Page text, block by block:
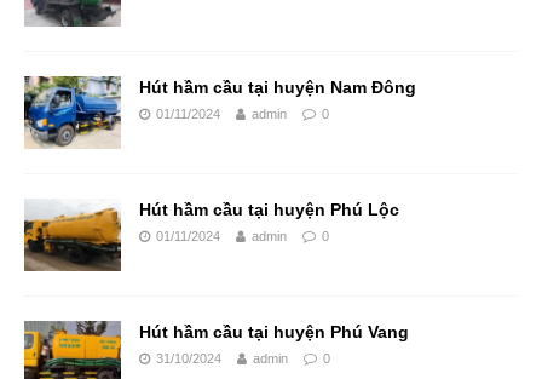
Hút hầm cầu tại huyện Nam Đông
01/11/2024 admin 0
Hút hầm cầu tại huyện Phú Lộc
01/11/2024 admin 0
Hút hầm cầu tại huyện Phú Vang
31/10/2024 admin 0